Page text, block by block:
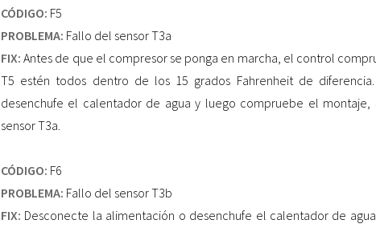
CÓDIGO: F5
PROBLEMA: Fallo del sensor T3a
FIX:Antes de que el compresor se ponga en marcha, el control
T5 estén todos dentro de los 15 grados Fahrenheit de
desenchufe el calentador de agua y luego compruebe el
sensor T3a.
CÓDIGO: F6
PROBLEMA: Fallo del sensor T3b
FIX: Desconecte la alimentación o desenchufe el calentador de